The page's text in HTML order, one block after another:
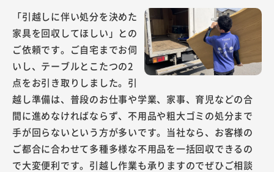
「引越しに伴い処分を決めた
家具を回収してほしい」との
ご依頼です。ご自宅までお伺
いし、テーブルとこたつの2
点をお引き取りしました。引
越し準備は、普段のお仕事や学業、家事、育児などの合
間に進めなければならず、不用品や粗大ゴミの処分まで
手が回らないという方が多いです。当社なら、お客様の
ご都合に合わせて多種多様な不用品を一括回収できるの
で大変便利です。引越し作業も承りますのでぜひご相談